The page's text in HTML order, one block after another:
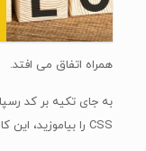
همراه اتفاق می افتد.
به جای تکیه بر کد
CSS را بیاموزید، این کار اصلاً سخت نیست، بنابراین